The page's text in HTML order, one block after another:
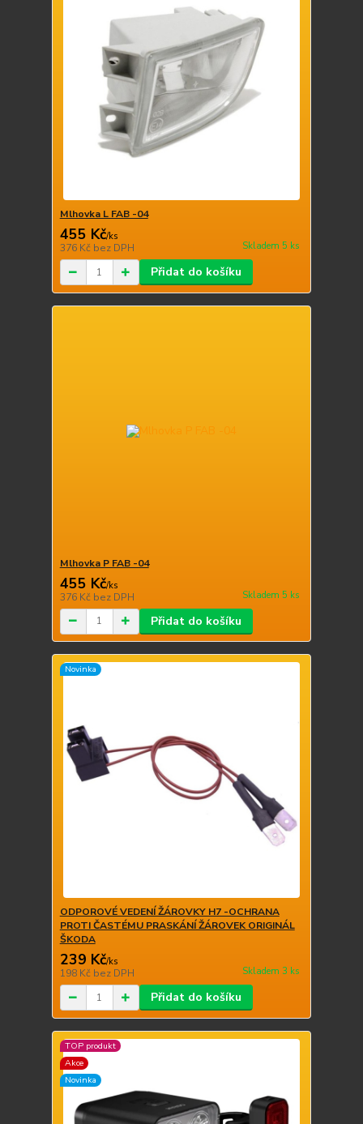
Mlhovka L FAB -04
455 Kč/ks
376 Kč bez DPH Skladem 5 ks
Přidat do košíku
Mlhovka P FAB -04
455 Kč/ks
376 Kč bez DPH Skladem 5 ks
Přidat do košíku
Novinka
ODPOROVÉ VEDENÍ ŽÁROVKY H7 -OCHRANA
PROTI ČASTÉMU PRASKÁNÍ ŽÁROVEK ORIGINÁL
ŠKODA
239 Kč/ks
198 Kč bez DPH Skladem 3 ks
Přidat do košíku
TOP produkt
Akce
Novinka